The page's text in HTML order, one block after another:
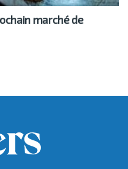
marché de